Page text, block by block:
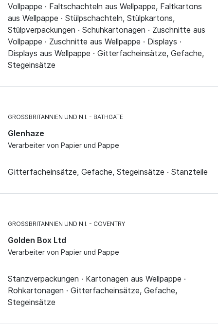
Vollpappe · Faltschachteln aus Wellpappe, Faltkartons
aus Wellpappe · Stülpschachteln, Stülpkartons,
Stülpverpackungen · Schuhkartonagen · Zuschnitte aus
Vollpappe · Zuschnitte aus Wellpappe · Displays ·
Displays aus Wellpappe · Gitterfacheinsätze, Gefache,
Stegeinsätze
GROSSBRITANNIEN UND N.I. BATHGATE
Glenhaze
Verarbeiter von Papier und Pappe
Gitterfacheinsätze, Gefache, Stegeinsätze · Stanzteile
GROSSBRITANNIEN UND N.I. COVENTRY
Golden Box Ltd
Verarbeiter von Papier und Pappe
Stanzverpackungen · Kartonagen aus Wellpappe ·
Rohkartonagen · Gitterfacheinsätze, Gefache,
Stegeinsätze